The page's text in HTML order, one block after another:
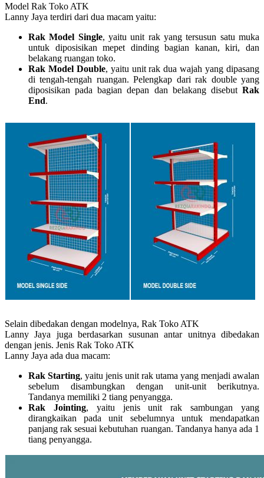
Model Rak Toko ATK
Lanny Jaya terdiri dari dua macam yaitu:
Rak Model Single, yaitu unit rak yang tersusun satu muka
untuk diposisikan mepet dinding bagian kanan, kiri, dan
belakang ruangan toko.
Rak Model Double, yaitu unit rak dua wajah yang dipasang
di tengah-tengah ruangan. Pelengkap dari rak double yang
diposisikan pada bagian depan dan belakang disebut Rak
End.
Selain dibedakan dengan modelnya, Rak Toko ATK
Lanny Jaya juga berdasarkan susunan antar unitnya dibedakan
dengan jenis. Jenis Rak Toko ATK
Lanny Jaya ada dua macam:
Rak Starting, yaitu jenis unit rak utama yang menjadi awalan
sebelum disambungkan dengan unit-unit berikutnya.
Tandanya memiliki 2 tiang penyangga.
Rak Jointing, yaitu jenis unit rak sambungan yang
dirangkaikan pada unit sebelumnya untuk mendapatkan
panjang rak sesuai kebutuhan ruangan. Tandanya hanya ada 1
tiang penyangga.